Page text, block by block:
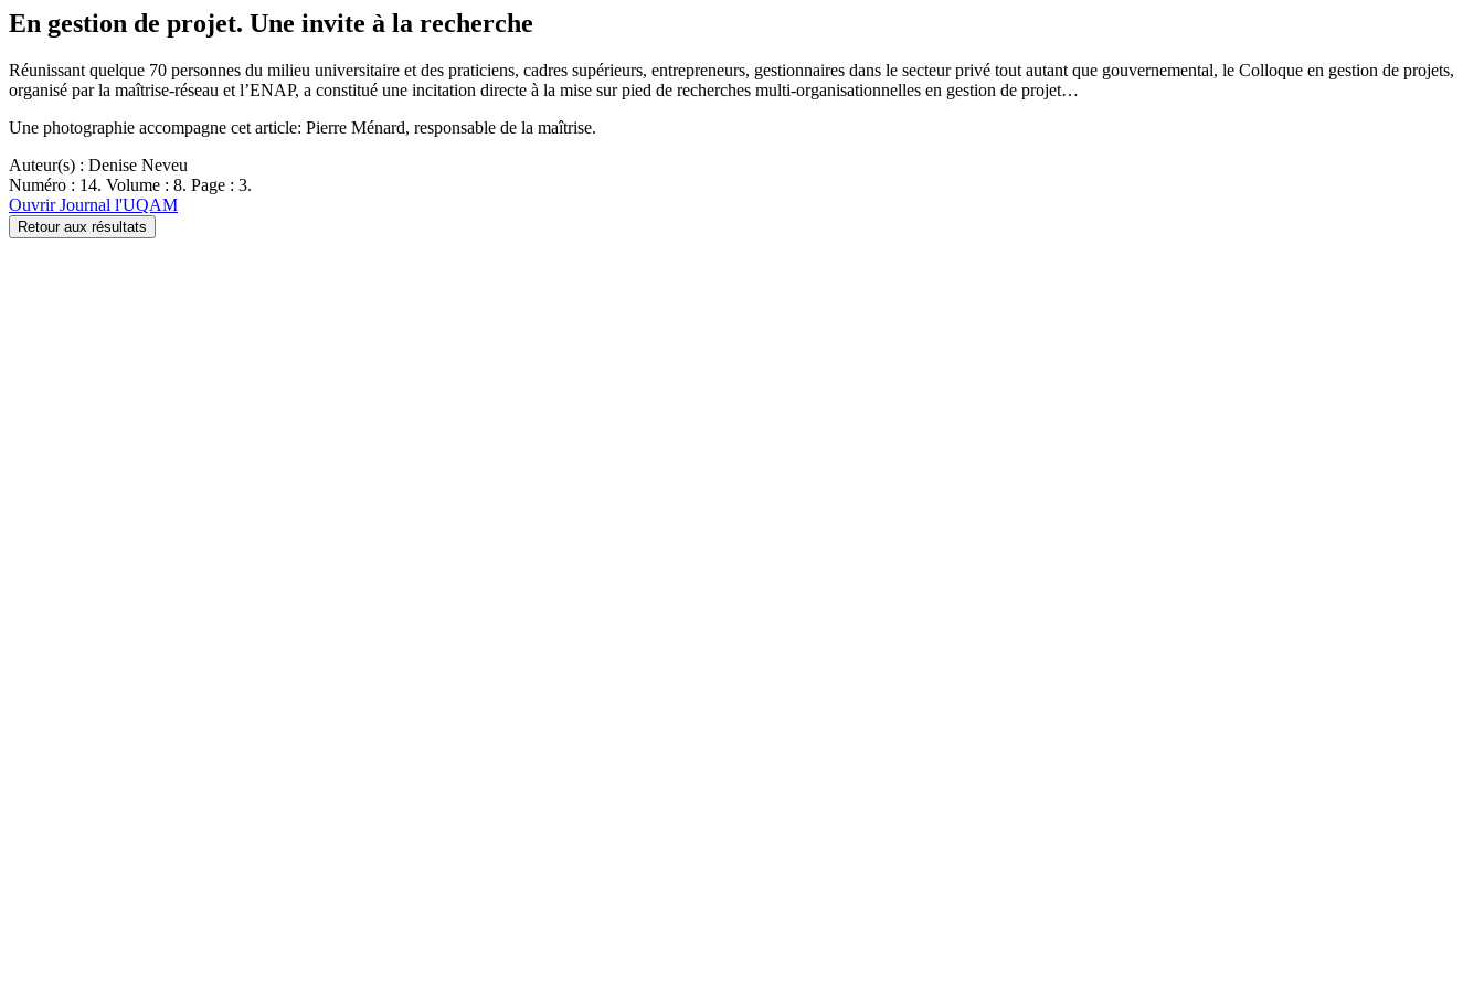
En gestion de projet. Une invite à la recherche
Réunissant quelque 70 personnes du milieu universitaire et des praticiens, cadres supérieurs, entrepreneurs, gestionnaires dans le secteur privé tout autant que gouvernemental, le Colloque en gestion de projets,
organisé par la maîtrise-réseau et l’ENAP, a constitué une incitation directe à la mise sur pied de recherches multi-organisationnelles en gestion de projet…
Une photographie accompagne cet article: Pierre Ménard, responsable de la maîtrise.
Auteur(s) : Denise Neveu
Numéro : 14. Volume : 8. Page : 3.
Ouvrir Journal l'UQAM
Retour aux résultats